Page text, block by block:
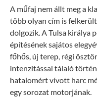
A műfaj nem állt meg a
több olyan cím is
dolgozik. A Tulsa királya
építésének sajátos
főhős, új terep, régi
intenzitással tálaló
hatalomért vívott harc
egy sorozat motorjának.